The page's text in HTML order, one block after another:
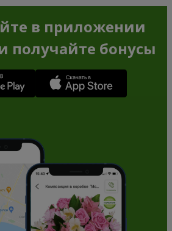
в приложении
получайте бонусы